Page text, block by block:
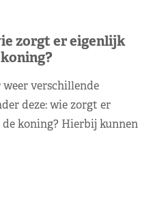
zorgt er eigenlijk
verschillende
deze: wie zorgt er
koning? Hierbij kunnen